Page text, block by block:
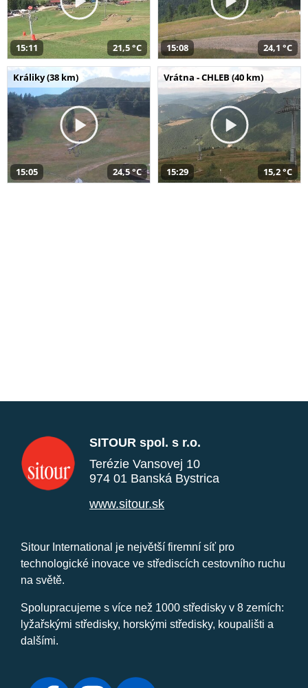
15:11 21,5 °C 15:08 24,1 °C
Králiky (38 km)
15:05 24,5 °C
Vrátna - CHLEB (40 km)
15:29 15,2 °C
SITOUR spol. s r.o.
Terézie Vansovej 10
974 01 Banská Bystrica
www.sitour.sk
Sitour International je největší firemní síť pro
technologické inovace ve střediscích cestovního ruchu
na světě.
Spolupracujeme s více než 1000 středisky v 8 zemích:
lyžařskými středisky, horskými středisky, koupališti a
dalšími.